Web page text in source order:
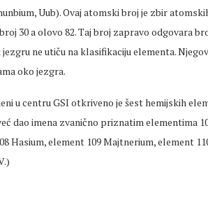
Uub). Ovaj atomski broj je zbir
30 a olovo 82. Taj broj zapravo odgovara
ne utiču na klasifikaciju elementa.
oko jezgra.
u centru GSI otkriveno je šest hemijskih
dao imena zvanično priznatim elementima
Hasium, element 109 Majtnerium, element